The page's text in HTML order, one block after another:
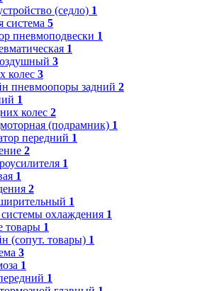
(седло) 1
система 5
пневмоподвески 1
1
3
колес 3
пневмоопоры задний 2
1
колес 2
(подрамник) 1
передний 1
2
1
1
2
1
охлаждения 1
товары 1
(сопут. товары) 1
3
1
1